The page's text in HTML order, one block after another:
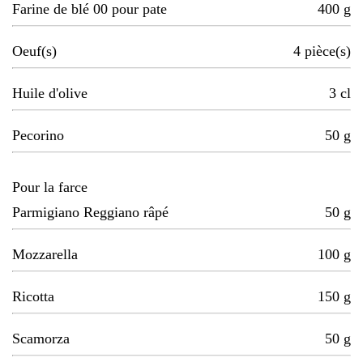
Farine de blé 00 pour pate
400 g
Oeuf(s) 4 pièce(s)
Huile d'olive 3 cl
Pecorino 50 g
Pour la farce
Parmigiano Reggiano râpé
50 g
Mozzarella 100 g
Ricotta 150 g
Scamorza 50 g